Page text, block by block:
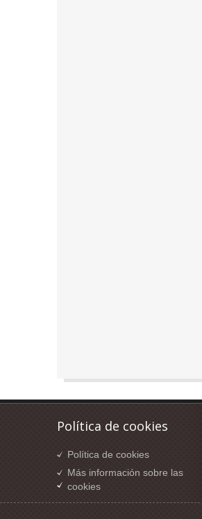
Política de cookies
Política de cookies
Más información sobre las
cookies